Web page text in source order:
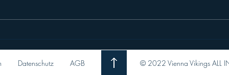
Datenschutz AGB © 2022 Vienna Vikings ALL